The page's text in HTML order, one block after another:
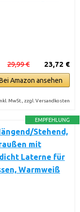
23,72 €
29,99 €
Amazon ansehen
MwSt., zzgl. Versandkosten
EMPFEHLUNG
Stehend,
mit
Laterne für
Warmweiß